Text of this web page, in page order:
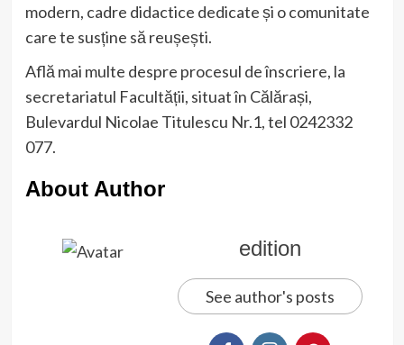
modern, cadre didactice dedicate și o comunitate
care te susține să reușești.
Află mai multe despre procesul de înscriere, la
secretariatul Facultății, situat în Călărași,
Bulevardul Nicolae Titulescu Nr.1, tel 0242332
077.
About Author
edition
See author's posts